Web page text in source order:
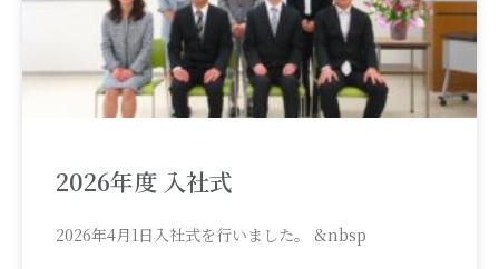
2026年度 入社式
2026年4月1日入社式を行いました。 &nbsp